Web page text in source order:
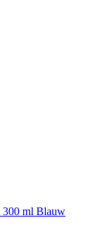
300 ml Blauw